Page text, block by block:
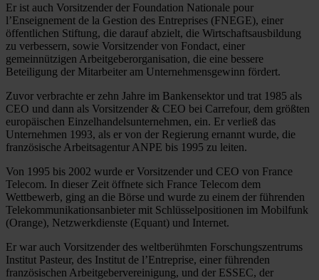
Er ist auch Vorsitzender der Foundation Nationale pour
l’Enseignement de la Gestion des Entreprises (FNEGE), einer
öffentlichen Stiftung, die darauf abzielt, die Wirtschaftsausbildung
zu verbessern, sowie Vorsitzender von Fondact, einer
gemeinnützigen Arbeitgeberorganisation, die eine bessere
Beteiligung der Mitarbeiter am Unternehmensgewinn fördert.
Zuvor verbrachte er zehn Jahre im Bankensektor und trat 1985 als
CEO und dann als Vorsitzender & CEO bei Carrefour, dem größten
europäischen Einzelhandelsunternehmen, ein. Er verließ das
Unternehmen 1993, als er von der Regierung ernannt wurde, die
französische Arbeitsagentur ANPE bis 1995 zu leiten.
Von 1995 bis 2002 wurde er Vorsitzender und CEO von France
Telecom. In dieser Zeit öffnete sich France Telecom dem
Wettbewerb, ging an die Börse und wurde zu einem der führenden
Telekommunikationsanbieter mit Schlüsselpositionen im Mobilfunk
(Orange), Netzwerkdienste (Equant) und Internet.
Er war auch Vorsitzender des weltberühmten Forschungszentrums
Institut Pasteur, des Institut de l’Entreprise, einer führenden
französischen Arbeitgebervereinigung, und der ESSEC, der